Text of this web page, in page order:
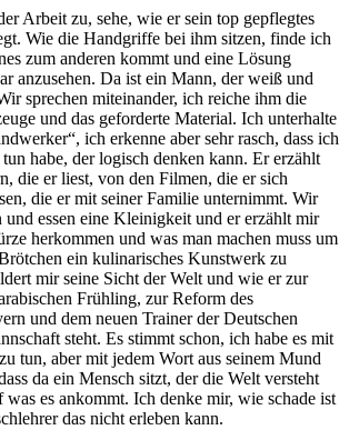
Arbeit zu, sehe, wie er sein top gepflegtes
Wie die Handgriffe bei ihm sitzen, finde ich
zum anderen kommt und eine Lösung
anzusehen. Da ist ein Mann, der weiß und
sprechen miteinander, ich reiche ihm die
und das geforderte Material. Ich unterhalte
ich erkenne aber sehr rasch, dass ich
habe, der logisch denken kann. Er erzählt
die er liest, von den Filmen, die er sich
die er mit seiner Familie unternimmt. Wir
und essen eine Kleinigkeit und er erzählt mir
herkommen und was man machen muss um
ein kulinarisches Kunstwerk zu
mir seine Sicht der Welt und wie er zur
Frühling, zur Reform des
und dem neuen Trainer der Deutschen
steht. Es stimmt schon, ich habe es mit
tun, aber mit jedem Wort aus seinem Mund
da ein Mensch sitzt, der die Welt versteht
es ankommt. Ich denke mir, wie schade ist
das nicht erleben kann.